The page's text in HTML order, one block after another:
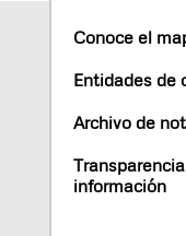
Conoce el
Entidades de
Archivo de
información